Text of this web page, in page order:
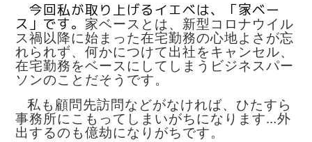
今回私が取り上げるイエベは、「家ベー
ス」です。
家ベースとは、新型コロナウイル
ス禍以降に始まった在宅勤務の心地よさが忘
れられず、何かにつけて出社をキャンセル、
在宅勤務をベースにしてしまうビジネスパー
ソンのことだそうです。
私も顧問先訪問などがなければ、ひたすら
事務所にこもってしまいがちになります…外
出するのも億劫になりがちです。